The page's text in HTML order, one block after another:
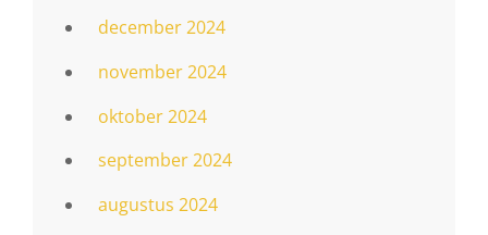
december 2024
november 2024
oktober 2024
september 2024
augustus 2024